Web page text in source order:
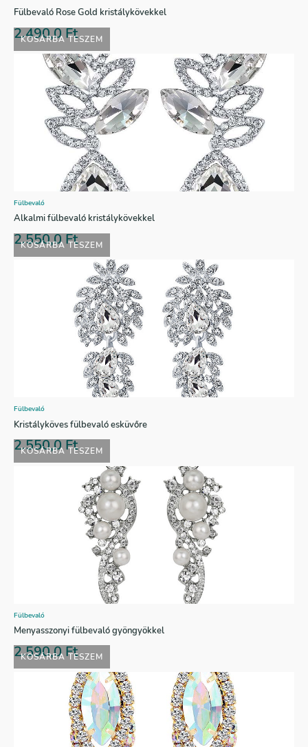
KOSÁRBA TESZEM
Fülbevaló Rose Gold kristálykövekkel
2.490,0Ft
KOSÁRBA TESZEM
Fülbevaló
Alkalmi fülbevaló kristálykövekkel
2.550,0Ft
KOSÁRBA TESZEM
Fülbevaló
Kristályköves fülbevaló esküvőre
2.550,0Ft
KOSÁRBA TESZEM
Fülbevaló
Menyasszonyi fülbevaló gyöngyökkel
2.590,0Ft